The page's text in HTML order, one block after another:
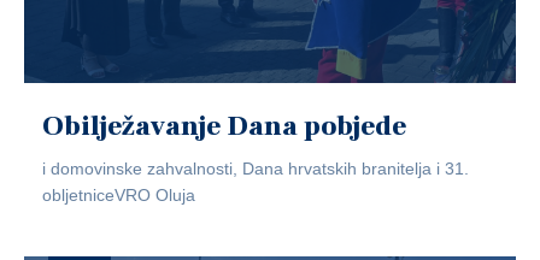
Obilježavanje Dana pobjede
i domovinske zahvalnosti, Dana hrvatskih branitelja i 31.
obljetniceVRO Oluja